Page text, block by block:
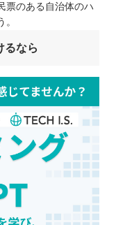
票のある自治体のハ
るなら